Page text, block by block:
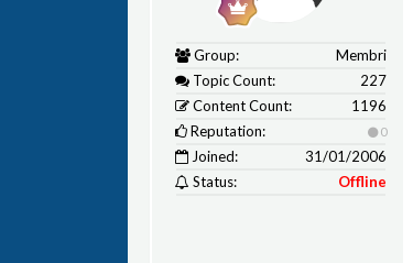
Group:
Membri
Topic Count:
227
Content Count:
1196
Reputation:
0
Joined:
31/01/2006
Status:
Offline